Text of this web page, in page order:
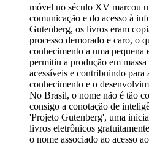
móvel no século XV marcou
comunicação e do acesso à
Gutenberg, os livros eram
processo demorado e caro, o
conhecimento a uma
permitiu a produção em
acessíveis e contribuindo para
conhecimento e o
No Brasil, o nome não é tão
consigo a conotação de
'Projeto Gutenberg', uma
livros eletrônicos
o nome associado ao acesso